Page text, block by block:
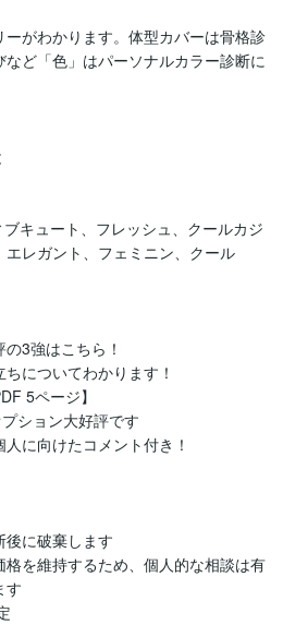
がわかります。体型カバーは骨格診
ど「色」はパーソナルカラー診断に
キュート、フレッシュ、クールカジ
レガント、フェミニン、クール
3強はこちら！
についてわかります！
5ページ】
ション大好評です
に向けたコメント付き！
後に破棄します
格を維持するため、個人的な相談は有
す